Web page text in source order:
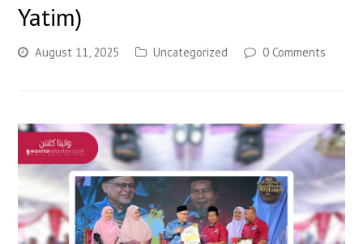
Yatim)
August 11, 2025 Uncategorized 0 Comments